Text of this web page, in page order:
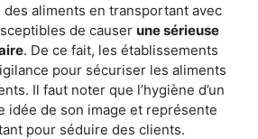
aliments en transportant avec
de causer une sérieuse
. De ce fait, les établissements
pour sécuriser les aliments
Il faut noter que l’hygiène d’un
idée de son image et représente
pour séduire des clients.